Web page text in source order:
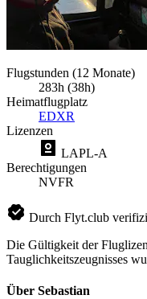
Flugstunden (12 Monate)
283h (38h)
Heimatflugplatz
EDXR
Lizenzen
LAPL-A
Berechtigungen
NVFR
Durch Flyt.club
Die Gültigkeit der
Tauglichkeitszeugnisses
Über Sebastian